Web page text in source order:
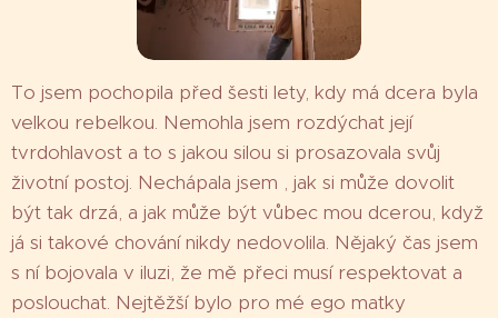
To jsem pochopila před šesti lety, kdy má dcera byla
velkou rebelkou. Nemohla jsem rozdýchat její
tvrdohlavost a to s jakou silou si prosazovala svůj
životní postoj. Nechápala jsem , jak si může dovolit
být tak drzá, a jak může být vůbec mou dcerou, když
já si takové chování nikdy nedovolila. Nějaký čas jsem
s ní bojovala v iluzi, že mě přeci musí respektovat a
poslouchat. Nejtěžší bylo pro mé ego matky